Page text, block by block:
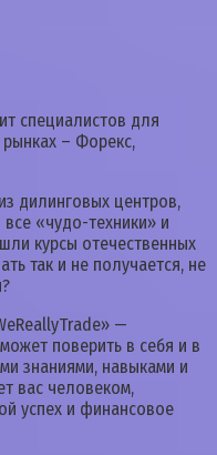
специалистов для
– Форекс,
дилинговых центров,
«чудо-техники» и
курсы отечественных
так и не получается, не
—
поверить в себя и в
знаниями, навыками и
вас человеком,
успех и финансовое